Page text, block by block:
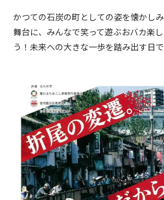
かつての石炭の町としての姿を懐かし
舞台に、みんなで笑って遊ぶおバカ楽
う！未来への大きな一歩を踏み出す日で